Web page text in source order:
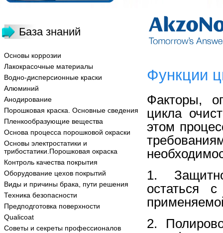
База знаний
Основы коррозии
Лакокрасочные материалы
Водно-дисперсионные краски
Алюминий
Анодирование
Порошковая краска. Основные сведения
Пленкообразующие вещества
Основа процесса порошковой окраски
Основы электростатики и
трибостатики.Порошковая окраска
Контроль качества покрытия
Оборудование цехов покрытий
Виды и причины брака, пути решения
Техника безопасности
Предподготовка поверхности
Qualicoat
Советы и секреты профессионалов
Функции
Факторы,
цикла
этом
1.
остаться
2.